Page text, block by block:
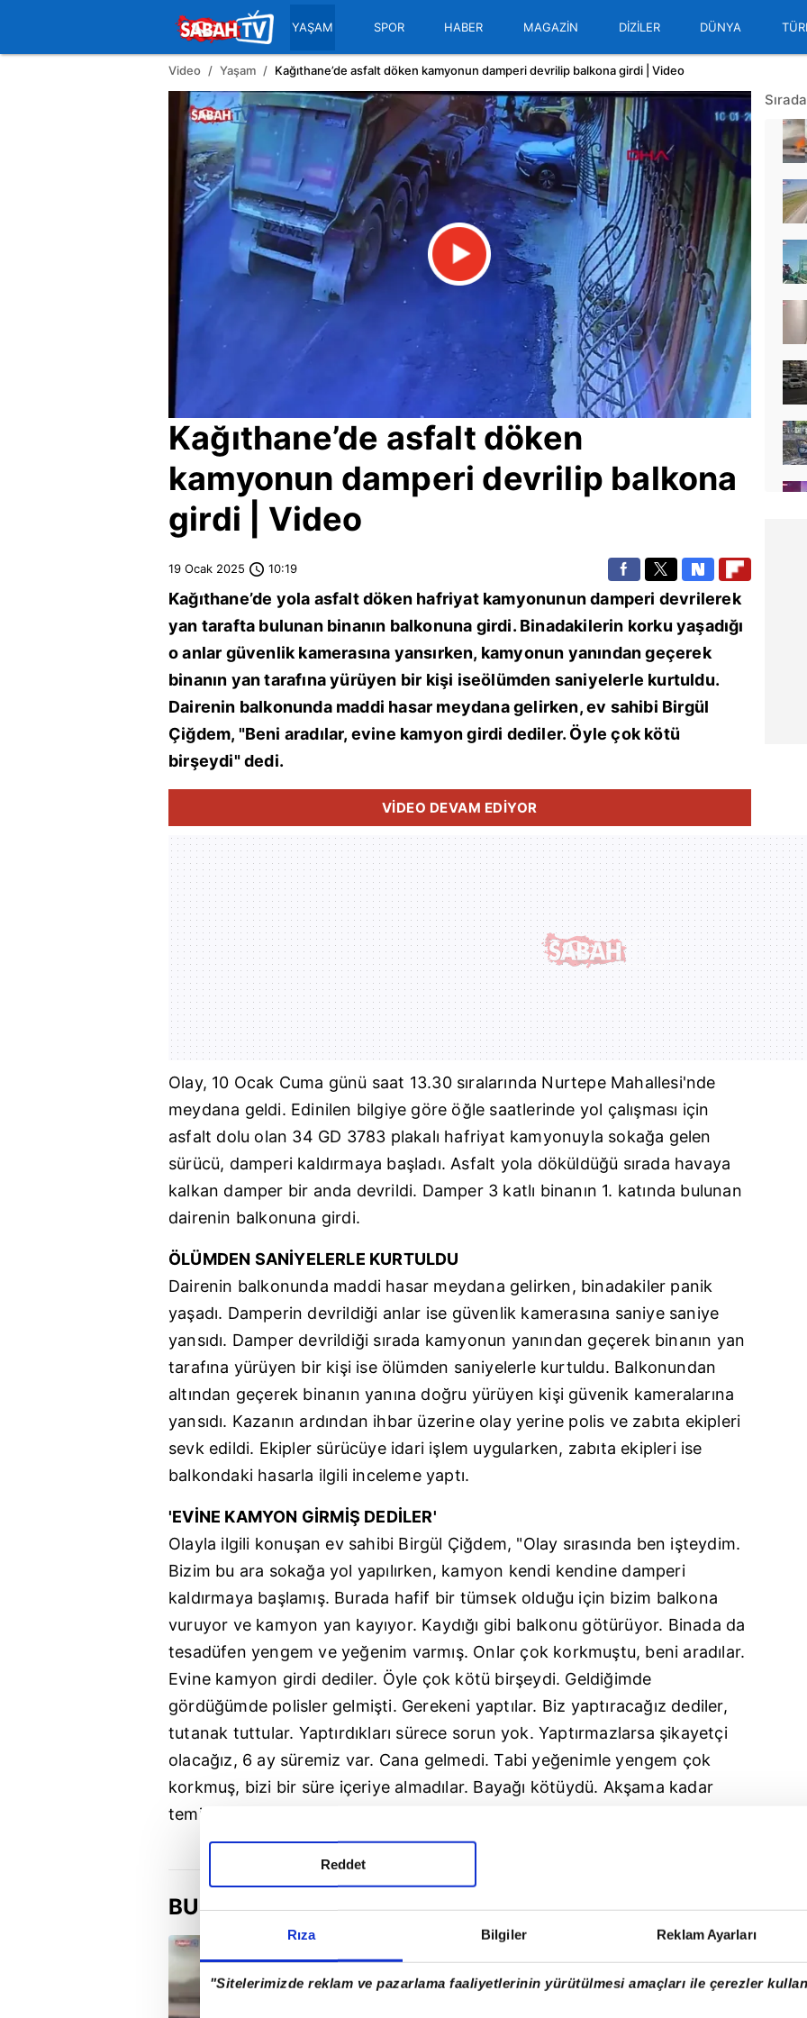
Rıza Bilgiler Reklam Ayarları
"Sitelerimizde reklam ve pazarlama faaliyetlerinin yürütülmesi amaçları ile çerezler
Reddet
YAŞAM SPOR HABER MAGAZİN DİZİLER DÜNYA
Video Yaşam Kağıthane’de asfalt döken kamyonun damperi devrilip balkona girdi | Video
Kağıthane’de asfalt döken
kamyonun damperi devrilip balkona
girdi | Video
19 Ocak 2025 10:19
Kağıthane’de yola asfalt döken hafriyat kamyonunun damperi devrilerek
yan tarafta bulunan binanın balkonuna girdi. Binadakilerin korku yaşadığı
o anlar güvenlik kamerasına yansırken, kamyonun yanından geçerek
binanın yan tarafına yürüyen bir kişi iseölümden saniyelerle kurtuldu.
Dairenin balkonunda maddi hasar meydana gelirken, ev sahibi Birgül
Çiğdem, "Beni aradılar, evine kamyon girdi dediler. Öyle çok kötü
birşeydi" dedi.
VİDEO DEVAM EDİYOR
Olay, 10 Ocak Cuma günü saat 13.30 sıralarında Nurtepe Mahallesi'nde
meydana geldi. Edinilen bilgiye göre öğle saatlerinde yol çalışması için
asfalt dolu olan 34 GD 3783 plakalı hafriyat kamyonuyla sokağa gelen
sürücü, damperi kaldırmaya başladı. Asfalt yola döküldüğü sırada havaya
kalkan damper bir anda devrildi. Damper 3 katlı binanın 1. katında bulunan
dairenin balkonuna girdi.
ÖLÜMDEN SANİYELERLE KURTULDU
Dairenin balkonunda maddi hasar meydana gelirken, binadakiler panik
yaşadı. Damperin devrildiği anlar ise güvenlik kamerasına saniye saniye
yansıdı. Damper devrildiği sırada kamyonun yanından geçerek binanın yan
tarafına yürüyen bir kişi ise ölümden saniyelerle kurtuldu. Balkonundan
altından geçerek binanın yanına doğru yürüyen kişi güvenik kameralarına
yansıdı. Kazanın ardından ihbar üzerine olay yerine polis ve zabıta ekipleri
sevk edildi. Ekipler sürücüye idari işlem uygularken, zabıta ekipleri ise
balkondaki hasarla ilgili inceleme yaptı.
'EVİNE KAMYON GİRMİŞ DEDİLER'
Olayla ilgili konuşan ev sahibi Birgül Çiğdem, "Olay sırasında ben işteydim.
Bizim bu ara sokağa yol yapılırken, kamyon kendi kendine damperi
kaldırmaya başlamış. Burada hafif bir tümsek olduğu için bizim balkona
vuruyor ve kamyon yan kayıyor. Kaydığı gibi balkonu götürüyor. Binada da
tesadüfen yengem ve yeğenim varmış. Onlar çok korkmuştu, beni aradılar.
Evine kamyon girdi dediler. Öyle çok kötü birşeydi. Geldiğimde
gördüğümde polisler gelmişti. Gerekeni yaptılar. Biz yaptıracağız dediler,
tutanak tuttular. Yaptırdıkları sürece sorun yok. Yaptırmazlarsa şikayetçi
olacağız, 6 ay süremiz var. Cana gelmedi. Tabi yeğenimle yengem çok
korkmuş, bizi bir süre içeriye almadılar. Bayağı kötüydü. Akşama kadar
temizlik yaptım, mermeri de burada kestiler" dedi.
BUGÜN